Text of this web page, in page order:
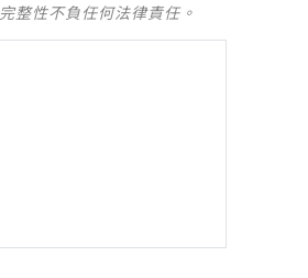
整性不負任何法律責任。